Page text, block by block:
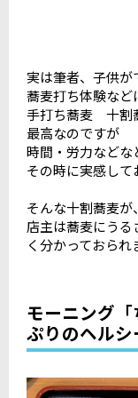
実は筆者、子供
蕎麦打ち体験など
手打ち蕎麦 十割
最高なのですが
時間・労力などな
その時に実感して
そんな十割蕎麦が
店主は蕎麦にう
く分かっておられ
モーニング
ぷりのヘル